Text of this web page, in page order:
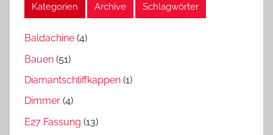
Kategorien Archive Schlagwörter
Baldachine (4)
Bauen (51)
Diamantschliffkappen (1)
Dimmer (4)
E27 Fassung (13)